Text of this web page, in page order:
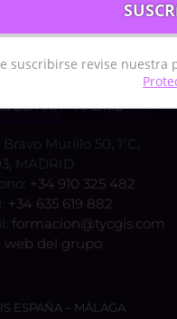
ESPAÑA – MADRID
Murillo 50, 1ºC,
MADRID
+34 910 325 482
+34 635 619 882
formacion@tycgis.com
web del grupo
ESPAÑA – MÁLAGA
suscribirse revise nuestra